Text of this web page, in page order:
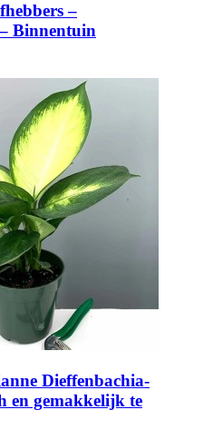
–
Binnentuin
Dieffenbachia-
en gemakkelijk te